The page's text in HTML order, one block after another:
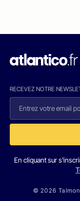
RECEVEZ NOTRE
En cliquant sur
© 2026